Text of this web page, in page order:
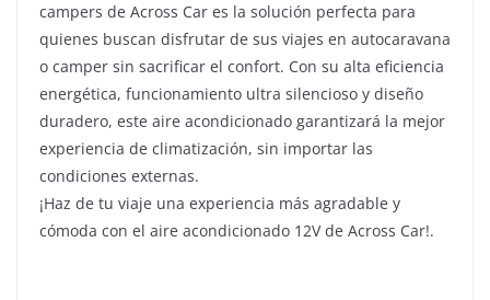
campers de Across Car es la solución perfecta para
quienes buscan disfrutar de sus viajes en autocaravana
o camper sin sacrificar el confort. Con su alta eficiencia
energética, funcionamiento ultra silencioso y diseño
duradero, este aire acondicionado garantizará la mejor
experiencia de climatización, sin importar las
condiciones externas.
¡Haz de tu viaje una experiencia más agradable y
cómoda con el aire acondicionado 12V de Across Car!.